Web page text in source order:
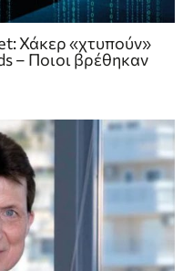
Χάκερ «χτυπούν»
– Ποιοι βρέθηκαν